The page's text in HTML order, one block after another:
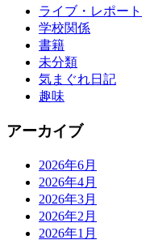
ライブ・レポート
学校関係
書籍
未分類
気まぐれ日記
趣味
アーカイブ
2026年6月
2026年4月
2026年3月
2026年2月
2026年1月